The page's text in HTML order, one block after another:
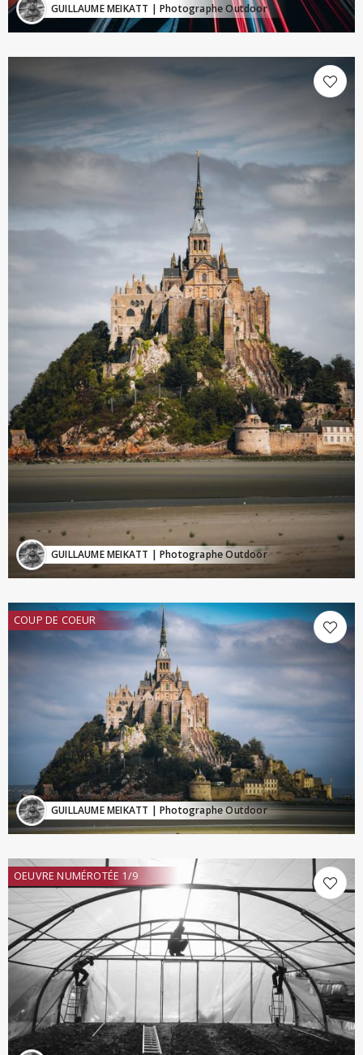
GUILLAUME MEIKATT | Photographe Outdoor
GUILLAUME MEIKATT | Photographe Outdoor
COUP DE COEUR
GUILLAUME MEIKATT | Photographe Outdoor
OEUVRE NUMÉROTÉE 1/9